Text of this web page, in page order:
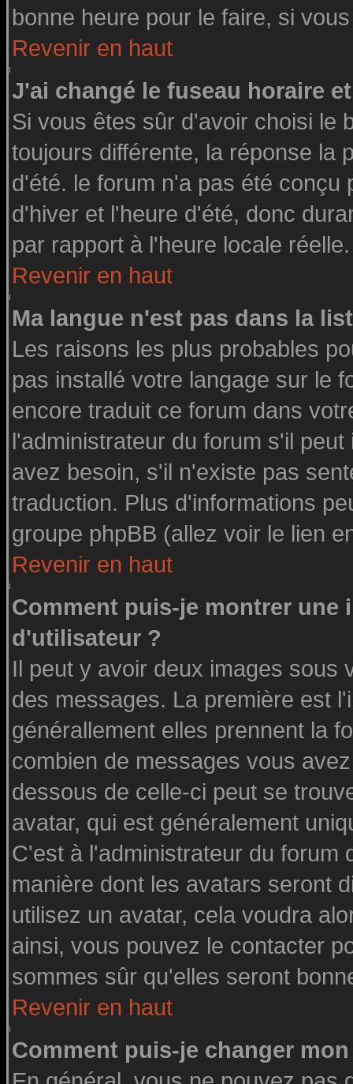
bonne heure pour le faire, si
Revenir en haut
J'ai changé le fuseau horaire
Si vous êtes sûr d'avoir choisi le
toujours différente, la réponse la
d'été. le forum n'a pas été conçu
d'hiver et l'heure d'été, donc
par rapport à l'heure locale réelle.
Revenir en haut
Ma langue n'est pas dans la
Les raisons les plus probables
pas installé votre langage sur le
encore traduit ce forum dans
l'administrateur du forum s'il
avez besoin, s'il n'existe pas
traduction. Plus d'informations
groupe phpBB (allez voir le lien
Revenir en haut
Comment puis-je montrer une
d'utilisateur ?
Il peut y avoir deux images sous
des messages. La première est
générallement elles prennent la
combien de messages vous
dessous de celle-ci peut se
avatar, qui est généralement
C'est à l'administrateur du forum
manière dont les avatars seront
utilisez un avatar, cela voudra
ainsi, vous pouvez le contacter
sommes sûr qu'elles seront
Revenir en haut
Comment puis-je changer